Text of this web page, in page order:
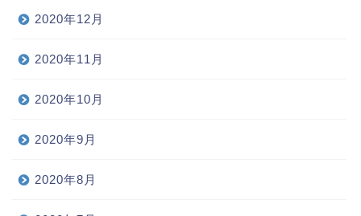
2020年12月
2020年11月
2020年10月
2020年9月
2020年8月